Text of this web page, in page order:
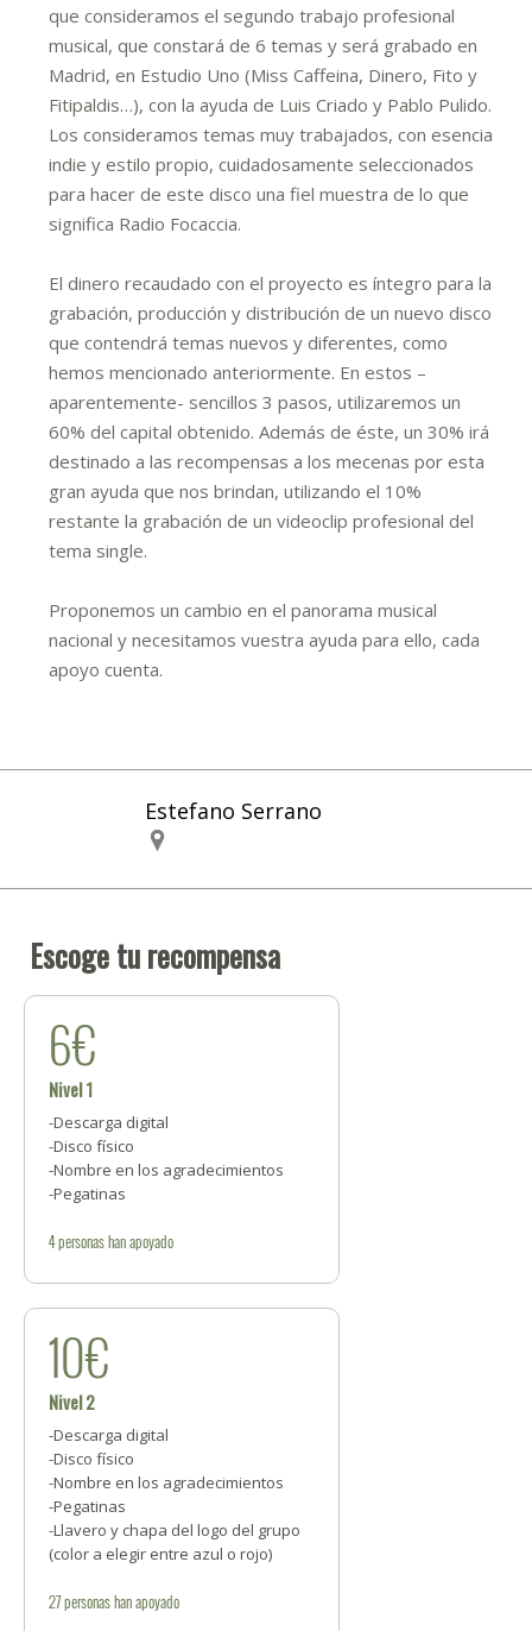
que consideramos el segundo trabajo profesional
musical, que constará de 6 temas y será grabado en
Madrid, en Estudio Uno (Miss Caffeina, Dinero, Fito y
Fitipaldis…), con la ayuda de Luis Criado y Pablo Pulido.
Los consideramos temas muy trabajados, con esencia
indie y estilo propio, cuidadosamente seleccionados
para hacer de este disco una fiel muestra de lo que
significa Radio Focaccia.
El dinero recaudado con el proyecto es íntegro para la
grabación, producción y distribución de un nuevo disco
que contendrá temas nuevos y diferentes, como
hemos mencionado anteriormente. En estos –
aparentemente- sencillos 3 pasos, utilizaremos un
60% del capital obtenido. Además de éste, un 30% irá
destinado a las recompensas a los mecenas por esta
gran ayuda que nos brindan, utilizando el 10%
restante la grabación de un videoclip profesional del
tema single.
Proponemos un cambio en el panorama musical
nacional y necesitamos vuestra ayuda para ello, cada
apoyo cuenta.
Estefano Serrano
Escoge tu recompensa
6€
Nivel 1
-Descarga digital
-Disco físico
-Nombre en los agradecimientos
-Pegatinas
4personashan apoyado
10€
Nivel 2
-Descarga digital
-Disco físico
-Nombre en los agradecimientos
-Pegatinas
-Llavero y chapa del logo del grupo
(color a elegir entre azul o rojo)
27personashan apoyado